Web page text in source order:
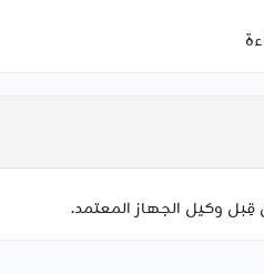
وكيل الجهاز المعتمد.